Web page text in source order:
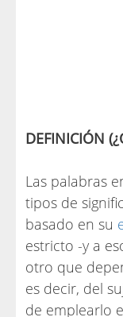
DEFINICIÓN
Las palabras
tipos de
basado en su
estricto -y a
otro que
es decir, del
de emplearlo